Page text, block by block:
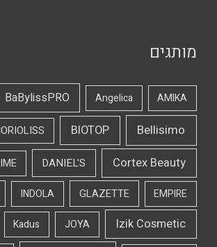
מותגים
AMIKA
Angelica
BaBylissPRO
Bellisimo
BIOTOP
Cortex Beauty
DANIEL'S
EMPIRE
GLAZETTE
INDOLA
Izik Cosmetic
JOYA
Kadus